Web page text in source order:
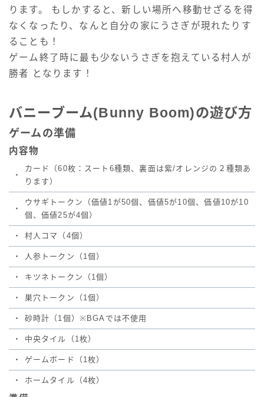
ります。 もしかすると、新しい場所へ移動せざるを得
なくなったり、なんと自分の家にうさぎが現れたりす
ることも！
ゲーム終了時に最も少ないうさぎを抱えている村人が
勝者 となります！
バニーブーム(Bunny Boom)の遊び方
ゲームの準備
内容物
・
カード（60枚：スート6種類、裏面は紫/オレンジの２種類あ
ります）
・
ウサギトークン（価値1が50個、価値5が10個、価値10が10
個、価値25が4個）
・ 村人コマ（4個）
・ 人参トークン（1個）
・ キツネトークン（1個）
・ 巣穴トークン（1個）
・ 砂時計（1個）※BGAでは不使用
・ 中央タイル（1枚）
・ ゲームボード（1枚）
・ ホームタイル（4枚）